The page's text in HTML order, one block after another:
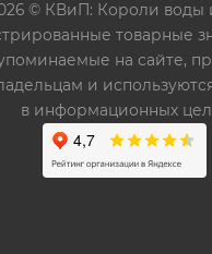
© КВиП: Короли воды
товарные
на сайте,
и
в информационных